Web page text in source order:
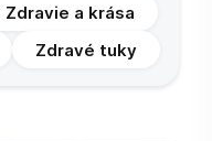
Zdravie a krása
Zdravé tuky